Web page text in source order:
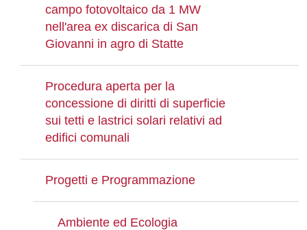
campo fotovoltaico da 1 MW
nell'area ex discarica di San
Giovanni in agro di Statte
Procedura aperta per la
concessione di diritti di superficie
sui tetti e lastrici solari relativi ad
edifici comunali
Progetti e Programmazione
Ambiente ed Ecologia